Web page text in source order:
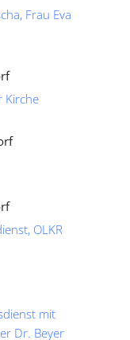
Frau Eva
Kirche
OLKR
mit
Dr. Beyer